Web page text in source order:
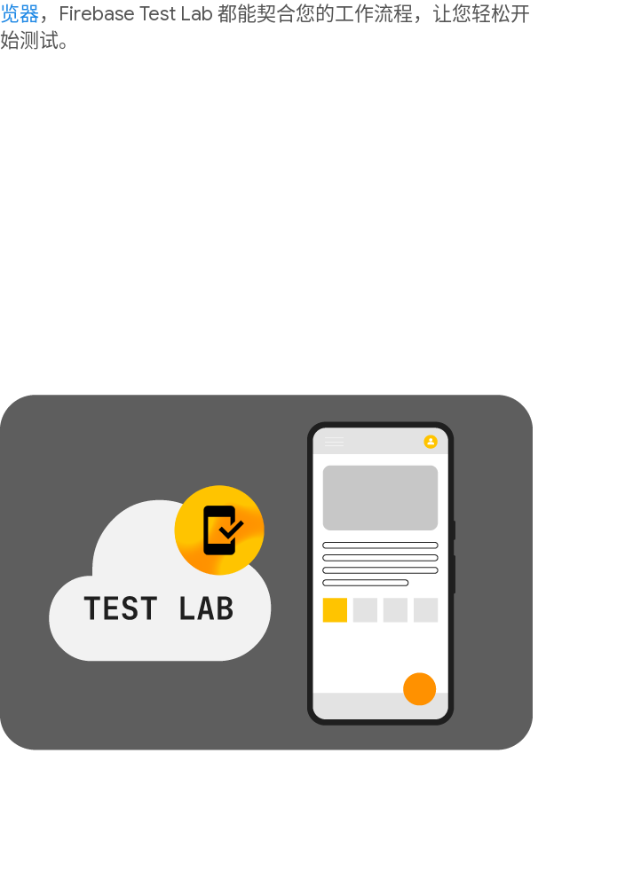
览器，Firebase Test Lab 都能契合您的工作流程，让您轻松开
始测试。